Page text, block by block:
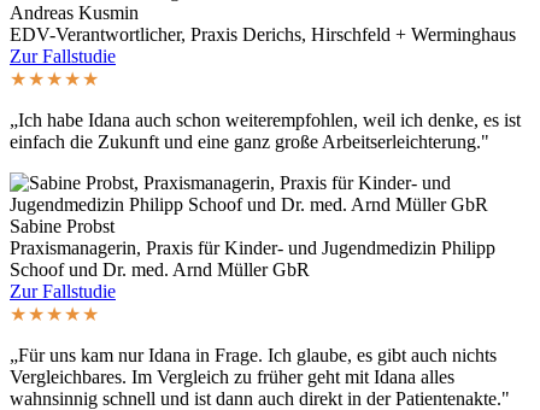
Andreas Kusmin
EDV-Verantwortlicher, Praxis Derichs, Hirschfeld + Werminghaus
Zur Fallstudie
★★★★★
„Ich habe Idana auch schon weiterempfohlen, weil ich denke, es ist
einfach die Zukunft und eine ganz große Arbeitserleichterung."
Sabine Probst
Praxismanagerin, Praxis für Kinder- und Jugendmedizin Philipp
Schoof und Dr. med. Arnd Müller GbR
Zur Fallstudie
★★★★★
„Für uns kam nur Idana in Frage. Ich glaube, es gibt auch nichts
Vergleichbares. Im Vergleich zu früher geht mit Idana alles
wahnsinnig schnell und ist dann auch direkt in der Patientenakte."